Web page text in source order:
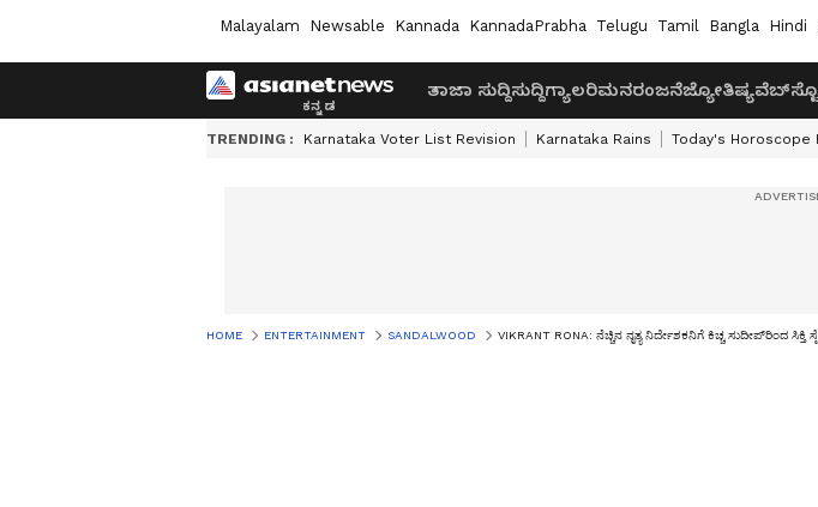
Malayalam Newsable Kannada KannadaPrabha Telugu Tamil Bangla Hindi
ತಾಜಾ ಸುದ್ದಿಸುದ್ದಿಗ್ಯಾಲರಿಮನರಂಜನೆಜ್ಯೋತಿಷ್ಯ
TRENDING : Karnataka Voter List Revision Karnataka Rains Today's Horoscope
HOME ENTERTAINMENT SANDALWOOD VIKRANT RONA: ನೆಚ್ಚಿನ ನೃತ್ಯ ನಿರ್ದೇಶಕನಿಗೆ ಕಿಚ್ಚ ಸುದೀಪ್‌ರಿಂದ ಸಿಕ್ತಿ